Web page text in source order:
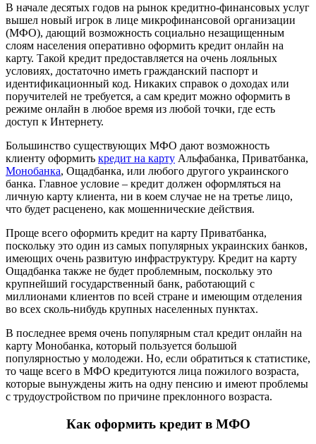
В начале десятых годов на рынок кредитно-финансовых услуг
вышел новый игрок в лице микрофинансовой организации
(МФО), дающий возможность социально незащищенным
слоям населения оперативно оформить кредит онлайн на
карту. Такой кредит предоставляется на очень лояльных
условиях, достаточно иметь гражданский паспорт и
идентификационный код. Никаких справок о доходах или
поручителей не требуется, а сам кредит можно оформить в
режиме онлайн в любое время из любой точки, где есть
доступ к Интернету.
Большинство существующих МФО дают возможность
клиенту оформить кредит на карту Альфабанка, Приватбанка,
Монобанка, Ощадбанка, или любого другого украинского
банка. Главное условие – кредит должен оформляться на
личную карту клиента, ни в коем случае не на третье лицо,
что будет расценено, как мошеннические действия.
Проще всего оформить кредит на карту Приватбанка,
поскольку это один из самых популярных украинских банков,
имеющих очень развитую инфраструктуру. Кредит на карту
Ощадбанка также не будет проблемным, поскольку это
крупнейший государственный банк, работающий с
миллионами клиентов по всей стране и имеющим отделения
во всех сколь-нибудь крупных населенных пунктах.
В последнее время очень популярным стал кредит онлайн на
карту Монобанка, который пользуется большой
популярностью у молодежи. Но, если обратиться к статистике,
то чаще всего в МФО кредитуются лица пожилого возраста,
которые вынуждены жить на одну пенсию и имеют проблемы
с трудоустройством по причине преклонного возраста.
Как оформить кредит в МФО